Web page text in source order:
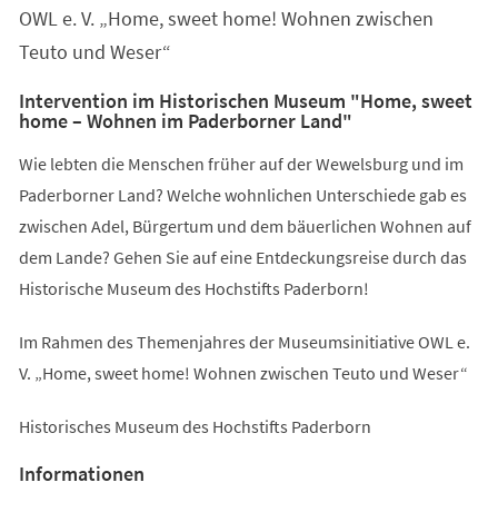
OWL e. V. „Home, sweet home! Wohnen zwischen
Teuto und Weser“
Intervention im Historischen Museum "Home, sweet
home – Wohnen im Paderborner Land"
Wie lebten die Menschen früher auf der Wewelsburg und im
Paderborner Land? Welche wohnlichen Unterschiede gab es
zwischen Adel, Bürgertum und dem bäuerlichen Wohnen auf
dem Lande? Gehen Sie auf eine Entdeckungsreise durch das
Historische Museum des Hochstifts Paderborn!
Im Rahmen des Themenjahres der Museumsinitiative OWL e.
V. „Home, sweet home! Wohnen zwischen Teuto und Weser“
Historisches Museum des Hochstifts Paderborn
Informationen